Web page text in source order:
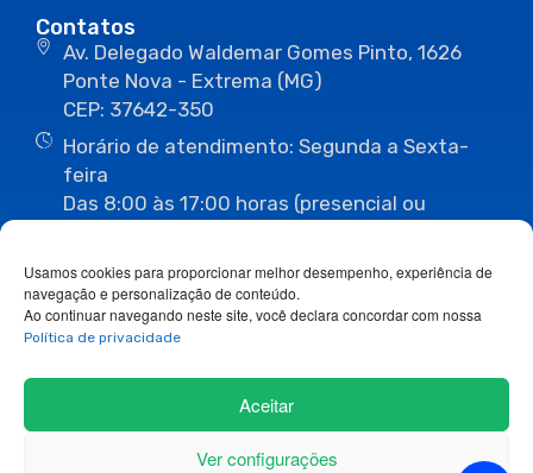
Usamos cookies para proporcionar melhor desempenho, experiência de
navegação e personalização de conteúdo.
Ao continuar navegando neste site, você declara concordar com nossa
Política de privacidade
Aceitar
Ver configurações
Contatos
Av. Delegado Waldemar Gomes Pinto, 1626
Ponte Nova - Extrema (MG)
CEP: 37642-350
Horário de atendimento: Segunda a Sexta-
feira
Das 8:00 às 17:00 horas (presencial ou
(35) 3435-1112 (35) 3435-3063
ouvidoria@camaraextrema.mg.gov.br
imprensa@camaraextrema.mg.gov.br
Siga-nos: